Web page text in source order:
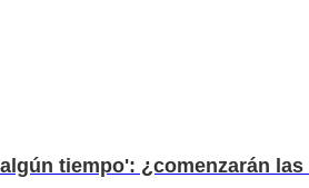
tiempo': ¿comenzarán las